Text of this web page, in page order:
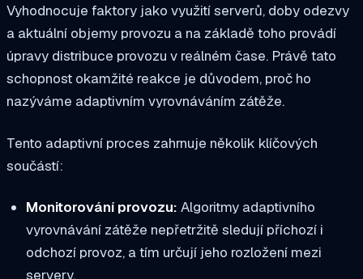
Vyhodnocuje faktory jako využití serverů, doby odezvy
a aktuální objemy provozu a na základě toho provádí
úpravy distribuce provozu v reálném čase. Právě tato
schopnost okamžité reakce je důvodem, proč ho
nazýváme adaptivním vyrovnáváním zátěže.
Tento adaptivní proces zahrnuje několik klíčových
součástí:
Monitorování provozu: Algoritmy adaptivního
vyrovnávání zátěže nepřetržitě sledují příchozí i
odchozí provoz, a tím určují jeho rozložení mezi
servery.